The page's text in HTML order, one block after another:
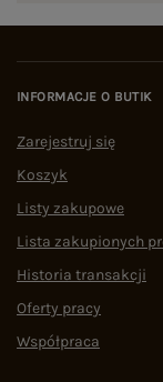
INFORMACJE O BUTIK
Zarejestruj się
Koszyk
Listy zakupowe
Lista zakupionych
Historia transakcji
Oferty pracy
Współpraca